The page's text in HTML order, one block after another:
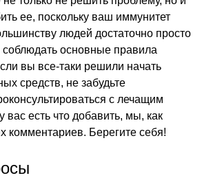
ее, поскольку ваш иммунитет
людей достаточно просто
соблюдать основные правила
вы все-таки решили начать
средств, не забудьте
с лечащим
вас есть что добавить, мы, как
комментариев. Берегите себя!